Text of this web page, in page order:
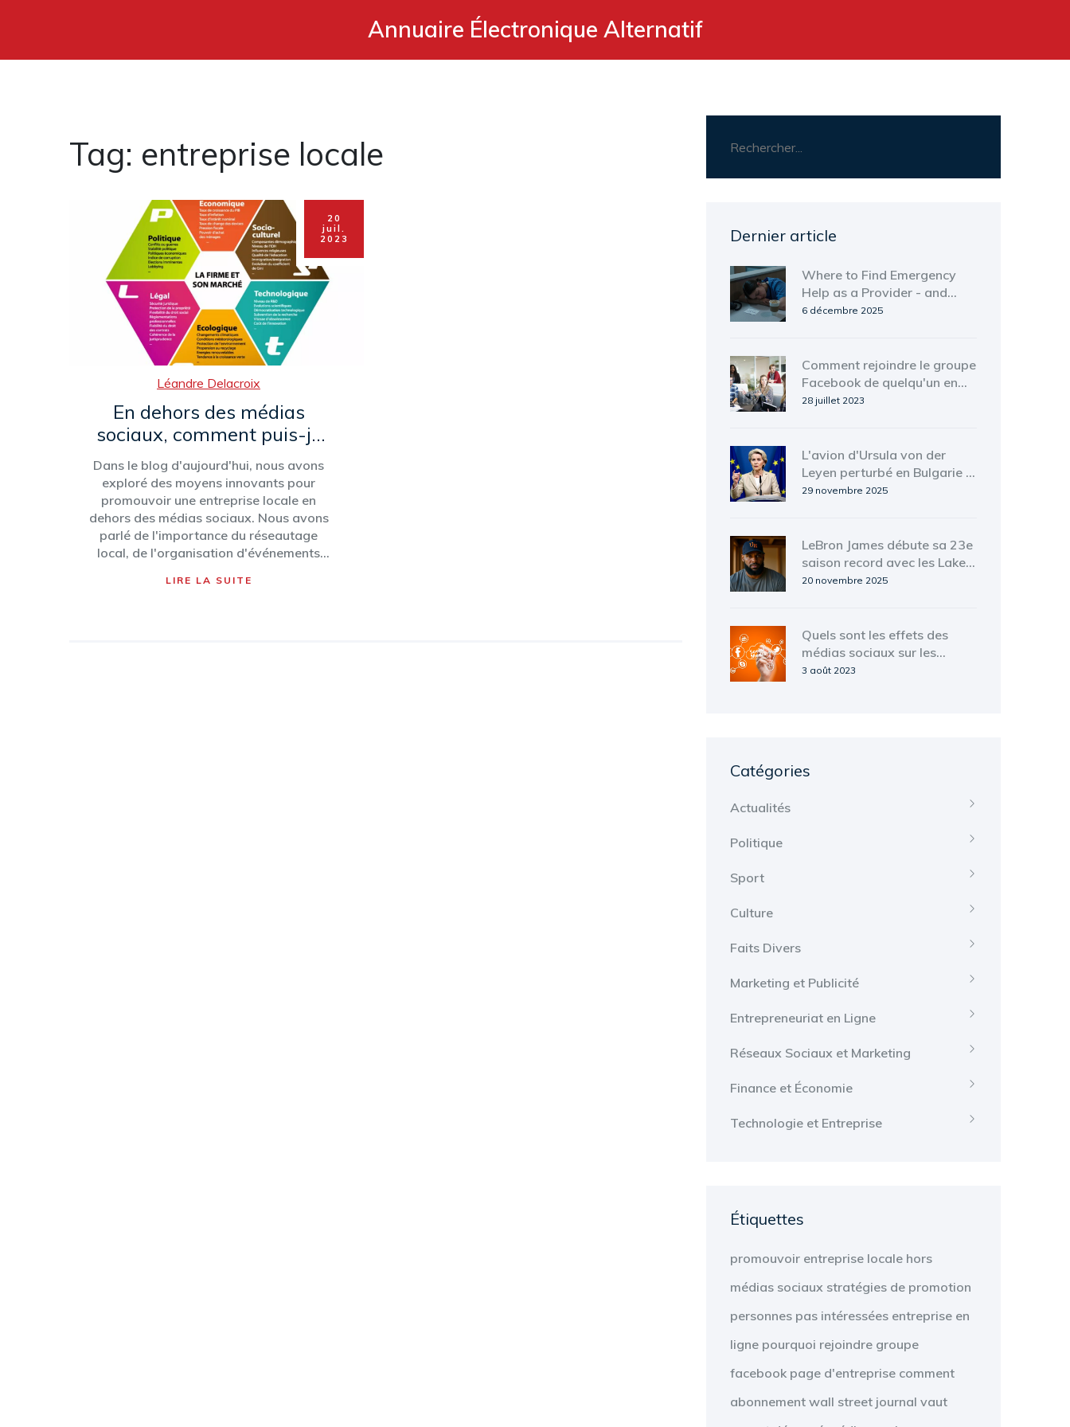
Annuaire Électronique Alternatif
Tag: entreprise locale
20
juil.
2023
Léandre Delacroix
En dehors des médias
sociaux, comment puis-je
promouvoir une entreprise
locale?
Dans le blog d'aujourd'hui, nous avons
exploré des moyens innovants pour
promouvoir une entreprise locale en
dehors des médias sociaux. Nous avons
parlé de l'importance du réseautage
local, de l'organisation d'événements
avec d'autres entreprises locales. Nous
LIRE LA SUITE
Dernier article
Where to Find Emergency
Help as a Provider - and
How to Support Others If
6 décembre 2025
Comment rejoindre le groupe
Facebook de quelqu'un en
tant que page d'entreprise?
28 juillet 2023
L'avion d'Ursula von der
Leyen perturbé en Bulgarie :
la Russie accusée, puis
29 novembre 2025
LeBron James débute sa 23e
saison record avec les Lakers
face aux Jazz
20 novembre 2025
Quels sont les effets des
médias sociaux sur les
entreprises ?
3 août 2023
Catégories
Actualités
Politique
Sport
Culture
Faits Divers
Marketing et Publicité
Entrepreneuriat en Ligne
Réseaux Sociaux et Marketing
Finance et Économie
Technologie et Entreprise
Étiquettes
promouvoir entreprise locale hors
médias sociaux stratégies de promotion
personnes pas intéressées entreprise en
ligne pourquoi rejoindre groupe
facebook page d'entreprise comment
abonnement wall street journal vaut